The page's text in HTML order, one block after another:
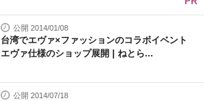
公開 2014/01/08
台湾でエヴァ×ファッションのコラボイベント
エヴァ仕様のショップ展開 | ねとら...
公開 2014/07/18